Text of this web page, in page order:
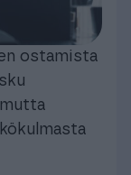
ostamista